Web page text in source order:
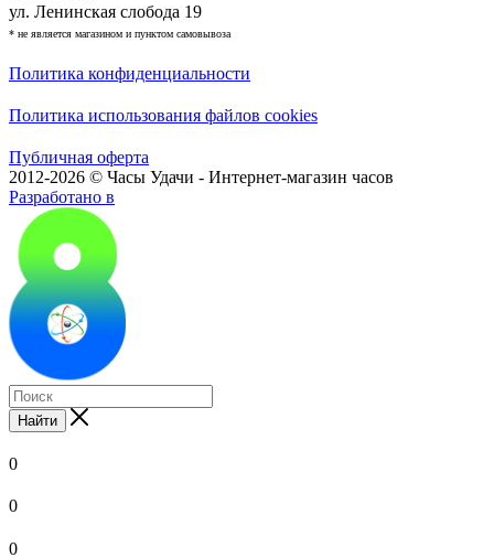
ул. Ленинская слобода 19
* не является магазином и пунктом самовывоза
Политика конфиденциальности
Политика использования файлов cookies
Публичная оферта
2012-2026 © Часы Удачи - Интернет-магазин часов
Разработано в
Найти
0
0
0